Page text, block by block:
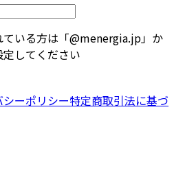
いる方は「@menergia.jp」か
してください
シーポリシー特定商取引法に基づ